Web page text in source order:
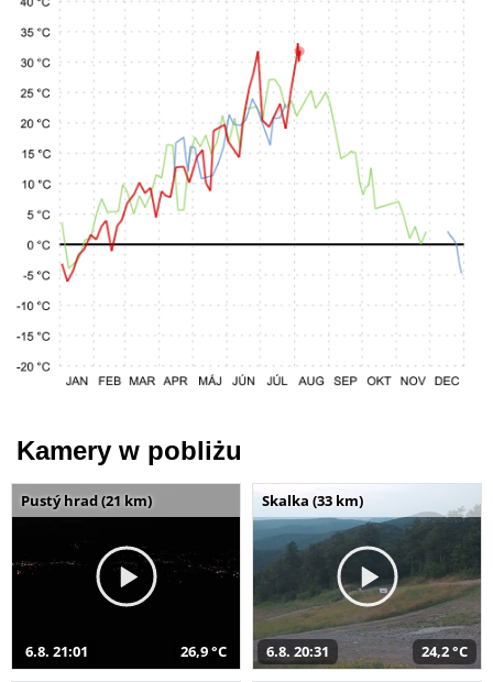
Kamery w pobliżu
Pustý hrad (21 km)
6.8. 21:01 26,9 °C
Skalka (33 km)
6.8. 20:31 24,2 °C